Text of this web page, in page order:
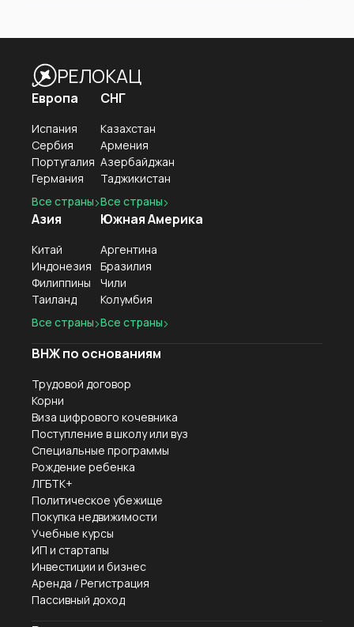
РЕЛОКАЦ
Европа
Испания
Сербия
Португалия
Германия
Все страны
Азия
Китай
Индонезия
Филиппины
Таиланд
Все страны
СНГ
Казахстан
Армения
Азербайджан
Таджикистан
Все страны
Южная Америка
Аргентина
Бразилия
Чили
Колумбия
Все страны
ВНЖ по основаниям
Трудовой договор
Корни
Виза цифрового кочевника
Поступление в школу или вуз
Специальные программы
Рождение ребенка
ЛГБТК+
Политическое убежище
Покупка недвижимости
Учебные курсы
ИП и стартапы
Инвестиции и бизнес
Аренда / Регистрация
Пассивный доход